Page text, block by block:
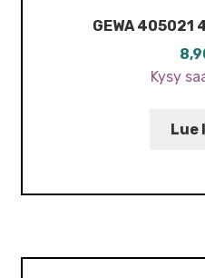
GEWA
Kysy
Lue